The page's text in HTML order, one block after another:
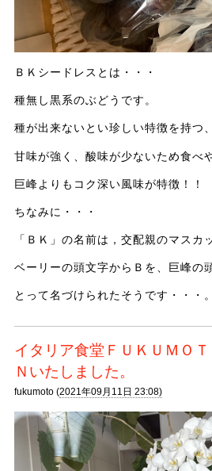
ＢＫシードレスとは・・・
種無し黒系のぶどうです。
種が出来ないとい珍しい特徴を持つ
甘味が強く、酸味が少ないため食べ
巨峰よりもコク深い風味が特徴！！
ちなみに・・・
「ＢＫ」の名前は，交配親のマスカ
ベーリーの頭文字からＢを、巨峰の
とって名づけられたそうです・・・。
イタリア食堂ＦＵＫＵＭＯ
Ｎいたしました。
fukumoto (2021年09月11日 23:08)